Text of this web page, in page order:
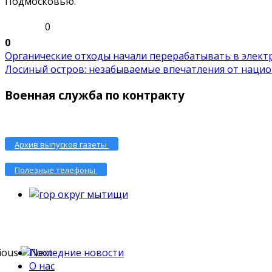
0
0
Органические отходы начали перерабатывать в
Лосиный остров: незабываемые впечатления от
Военная служба по контракту
Архив выпусков газеты
Полезные телефоны
Последние новости
О нас